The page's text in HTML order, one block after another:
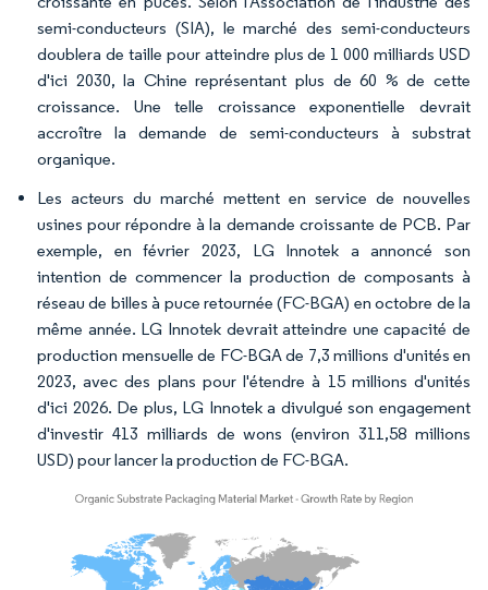
semi-conducteurs (SIA), le marché des semi-conducteurs
doublera de taille pour atteindre plus de 1 000 milliards USD
d'ici 2030, la Chine représentant plus de 60 % de cette
croissance. Une telle croissance exponentielle devrait
accroître la demande de semi-conducteurs à substrat
organique.
Les acteurs du marché mettent en service de nouvelles
usines pour répondre à la demande croissante de PCB. Par
exemple, en février 2023, LG Innotek a annoncé son
intention de commencer la production de composants à
réseau de billes à puce retournée (FC-BGA) en octobre de la
même année. LG Innotek devrait atteindre une capacité de
production mensuelle de FC-BGA de 7,3 millions d'unités en
2023, avec des plans pour l'étendre à 15 millions d'unités
d'ici 2026. De plus, LG Innotek a divulgué son engagement
d'investir 413 milliards de wons (environ 311,58 millions
USD) pour lancer la production de FC-BGA.